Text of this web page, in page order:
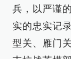
兵，以严谨
实的忠实记
型关、雁门